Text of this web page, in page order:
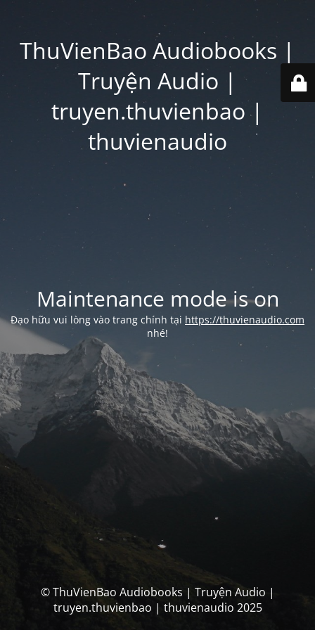
ThuVienBao Audiobooks |
Truyện Audio |
truyen.thuvienbao |
thuvienaudio
Maintenance mode is on
Đạo hữu vui lòng vào trang chính tại https://thuvienaudio.com
nhé!
© ThuVienBao Audiobooks | Truyện Audio |
truyen.thuvienbao | thuvienaudio 2025